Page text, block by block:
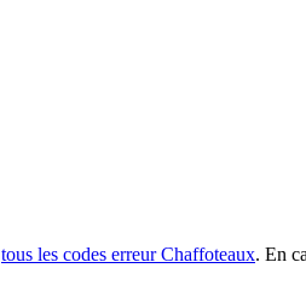
tous les codes erreur Chaffoteaux. En